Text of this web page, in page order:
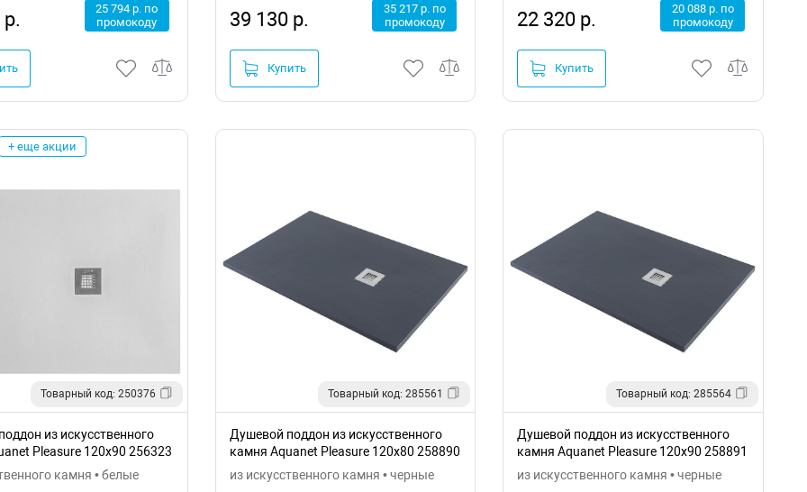
25 794 р. по
промокоду
39 130 р.
35 217 р. по
промокоду
Купить
22 320 р.
20 088 р. по
промокоду
Купить
+ еще акции
Товарный код: 250376
из искусственного
Pleasure 120x90 256323
камня • белые
Товарный код: 285561
Душевой поддон из искусственного
камня Aquanet Pleasure 120x80 258890
из искусственного камня • черные
Товарный код: 285564
Душевой поддон из искусственного
камня Aquanet Pleasure 120x90 258891
из искусственного камня • черные